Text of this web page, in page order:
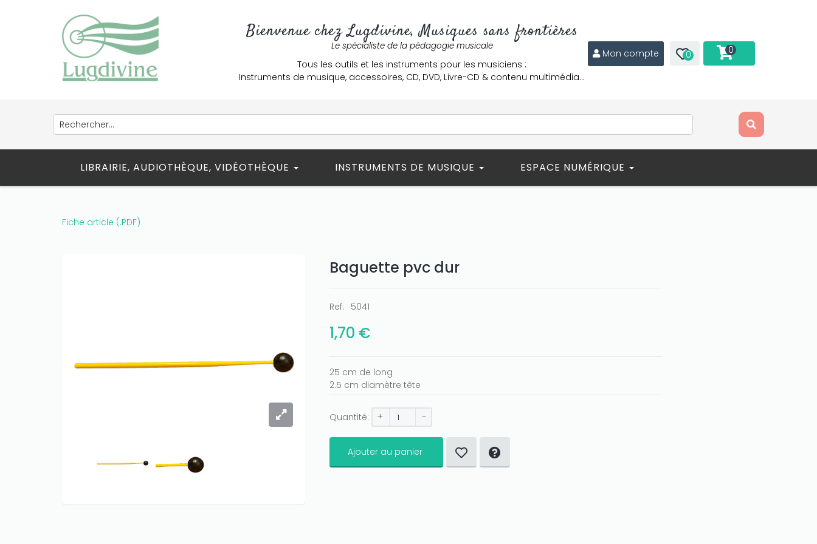
Bienvenue chez Lugdivine, Musiques sans frontières
Le spécialiste de la pédagogie musicale
Tous les outils et les instruments pour les musiciens :
Instruments de musique, accessoires, CD, DVD, Livre-CD & contenu multimédia…
Mon compte 0 0
LIBRAIRIE, AUDIOTHÈQUE, VIDÉOTHÈQUE INSTRUMENTS DE MUSIQUE ESPACE NUMÉRIQUE
Fiche article (.PDF)
Baguette pvc dur
Ref: 5041
1,70 €
25 cm de long
2.5 cm diamètre tête
Quantité: + -
Ajouter au panier
want to win a huge amount on your
credits!